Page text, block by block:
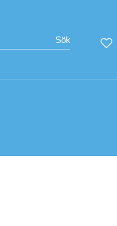
Sök